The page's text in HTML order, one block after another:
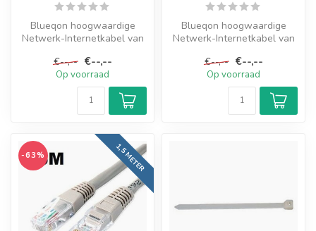
Blueqon hoogwaardige
Netwerk-Internetkabel van
aanslu...
€--,-- €--,--
Op voorraad
Blueqon hoogwaardige
Netwerk-Internetkabel van
aanslu...
€--,-- €--,--
Op voorraad
1,5 METER
-63%